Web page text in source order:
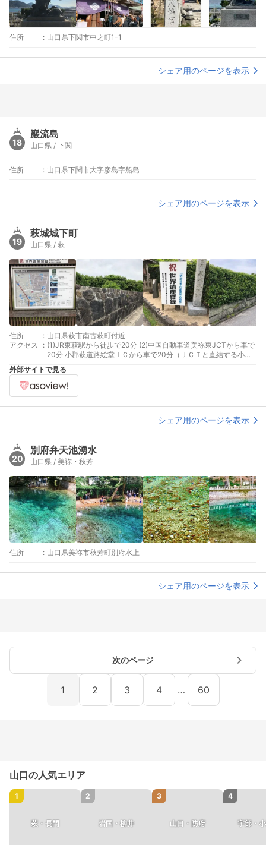
住所 : 山口県下関市中之町1-1
シェア用のページを表示
18
巖流島
山口県 / 下関
住所 : 山口県下関市大字彦島字船島
シェア用のページを表示
19
萩城城下町
山口県 / 萩
住所 : 山口県萩市南古萩町付近
アクセス
: (1)JR東萩駅から徒歩で20分 (2)中国自動車道美祢東JCTから車で
20分 小郡萩道路絵堂ＩＣから車で20分（ＪＣＴと直結する小郡
萩道路利用で萩市街地へ）
外部サイトで見る
シェア用のページを表示
20
別府弁天池湧水
山口県 / 美祢・秋芳
住所 : 山口県美祢市秋芳町別府水上
シェア用のページを表示
次のページ
1 2 3 4 … 60
山口の人気エリア
1
萩・長門
2
岩国・柳井
3
山口・防府
4
宇部・